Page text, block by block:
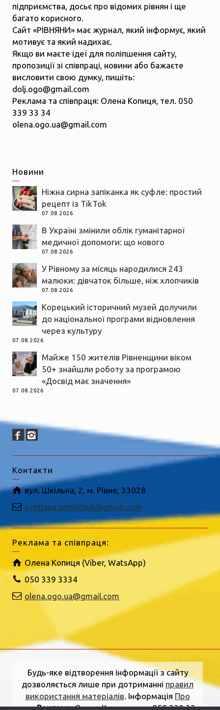
підприємства, досьє про відомих рівнян і ще
багато корисного.
Сайт «РІВНЯНИ» має журнал, який інформує, який
мотивує та який надихає.
Якщо ви маєте ідеї для поліпшення сайту,
пропозиції зі співпраці, новини або бажаєте
висловити свою думку, пишіть:
dolj.ogo@gmail.com
Реклама та співпраця: Олена Копиця, тел. 050
339 33 34
olena.ogo.ua@gmail.com
Новини
Ніжна сирна запіканка як суфле: простий
рецепт із TikTok
07.08.2026
В Україні змінили облік гуманітарної
медичної допомоги: що нового
07.08.2026
У Рівному за місяць народилися 243
малюки: дівчаток більше, ніж хлопчиків
07.08.2026
Корецький історичний музей долучили
до національної програми відновлення
через культуру
07.08.2026
Майже 150 жителів Рівненщини віком
50+ знайшли роботу за програмою
«Досвід має значення»
07.08.2026
Контакти
вул. Шкільна, 2, м. Рівне, 33028
svetlana.omelchuk@gmail.com
Реклама та співпраця:
Олена Копиця (Viber, WatsApp)
050 339 3334
olena.ogo.ua@gmail.com
Будь-яке відтворення інформації з сайту
дозволяється лише при дотриманні правил
використання матеріалів. Інформація Про
нас.Реклама:Олена Копиця, тел. 050 339 33